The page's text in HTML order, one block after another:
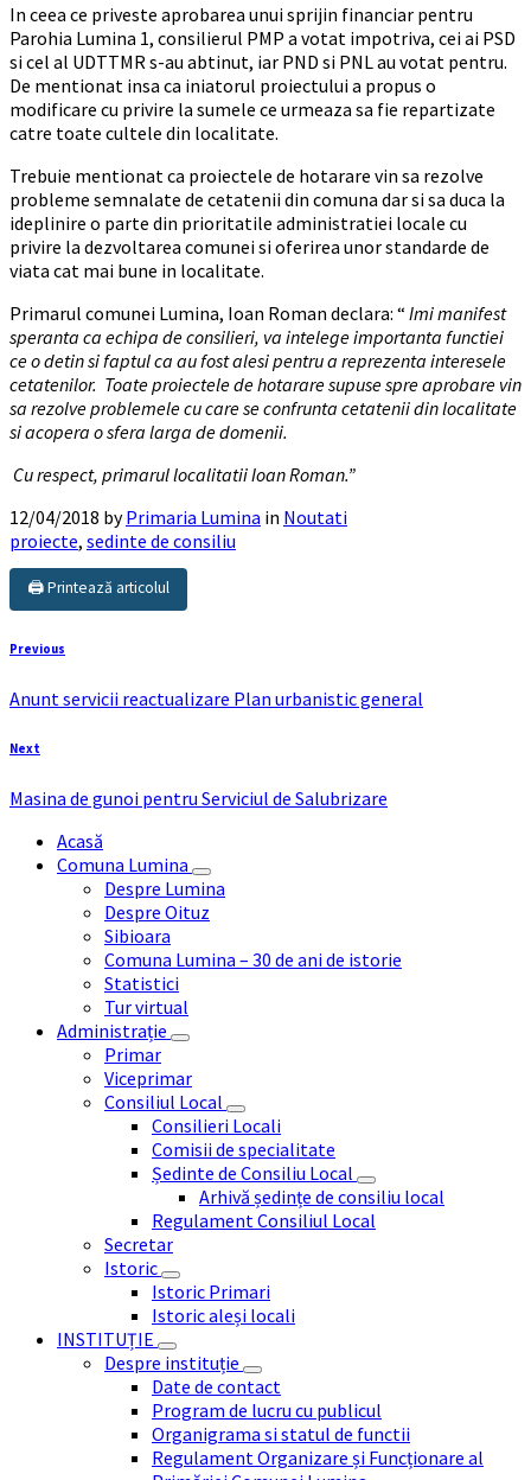
In ceea ce priveste aprobarea unui sprijin financiar pentru
Parohia Lumina 1, consilierul PMP a votat impotriva, cei ai PSD
si cel al UDTTMR s-au abtinut, iar PND si PNL au votat pentru.
De mentionat insa ca iniatorul proiectului a propus o
modificare cu privire la sumele ce urmeaza sa fie repartizate
catre toate cultele din localitate.
Trebuie mentionat ca proiectele de hotarare vin sa rezolve
probleme semnalate de cetatenii din comuna dar si sa duca la
ideplinire o parte din prioritatile administratiei locale cu
privire la dezvoltarea comunei si oferirea unor standarde de
viata cat mai bune in localitate.
Primarul comunei Lumina, Ioan Roman declara: “ Imi manifest
speranta ca echipa de consilieri, va intelege importanta functiei
ce o detin si faptul ca au fost alesi pentru a reprezenta interesele
cetatenilor. Toate proiectele de hotarare supuse spre aprobare vin
sa rezolve problemele cu care se confrunta cetatenii din localitate
si acopera o sfera larga de domenii.
Cu respect, primarul localitatii Ioan Roman.”
12/04/2018 byPrimaria Lumina in Noutati
proiecte, sedinte de consiliu
🖨️ Printează articolul
Previous
Anunt servicii reactualizare Plan urbanistic general
Next
Masina de gunoi pentru Serviciul de Salubrizare
Acasă
Comuna Lumina
Despre Lumina
Despre Oituz
Sibioara
Comuna Lumina – 30 de ani de istorie
Statistici
Tur virtual
Administrație
Primar
Viceprimar
Consiliul Local
Consilieri Locali
Comisii de specialitate
Ședinte de Consiliu Local
Arhivă ședințe de consiliu local
Regulament Consiliul Local
Secretar
Istoric
Istoric Primari
Istoric aleși locali
INSTITUȚIE
Despre instituție
Date de contact
Program de lucru cu publicul
Organigrama si statul de functii
Regulament Organizare și Funcționare al